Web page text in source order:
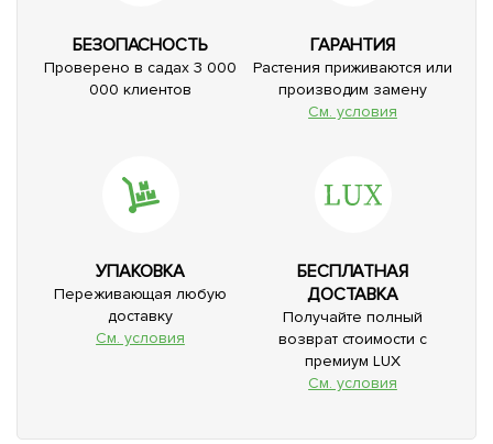
БЕЗОПАСНОСТЬ
Проверено в садах 3 000
000 клиентов
ГАРАНТИЯ
Растения приживаются или
производим замену
См. условия
УПАКОВКА
Переживающая любую
доставку
См. условия
БЕСПЛАТНАЯ
ДОСТАВКА
Получайте полный
возврат стоимости с
премиум LUX
См. условия